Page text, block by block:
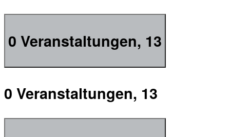
0 Veranstaltungen, 13
0 Veranstaltungen, 13